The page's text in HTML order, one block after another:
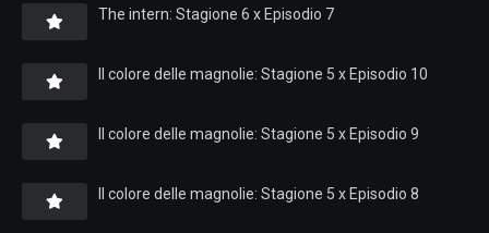
The intern: Stagione 6 x Episodio 7
Il colore delle magnolie: Stagione 5 x Episodio 10
Il colore delle magnolie: Stagione 5 x Episodio 9
Il colore delle magnolie: Stagione 5 x Episodio 8